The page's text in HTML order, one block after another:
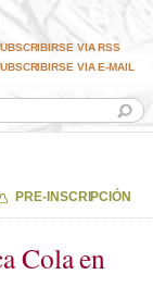
VIA RSS
VIA E-MAIL
PRE-INSCRIPCIÓN
Cola en